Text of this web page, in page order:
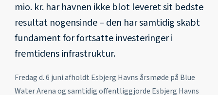
mio. kr. har havnen ikke blot leveret sit bedste
resultat nogensinde – den har samtidig skabt
fundament for fortsatte investeringer i
fremtidens infrastruktur.
Fredag d. 6 juni afholdt Esbjerg Havns årsmøde på Blue
Water Arena og samtidig offentliggjorde Esbjerg Havns